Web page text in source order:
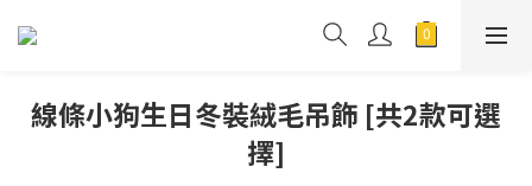
線條小狗生日冬裝絨毛吊飾 [共2款可選
擇]